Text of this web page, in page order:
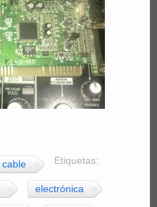
Etiquetas:
cable
electrónica